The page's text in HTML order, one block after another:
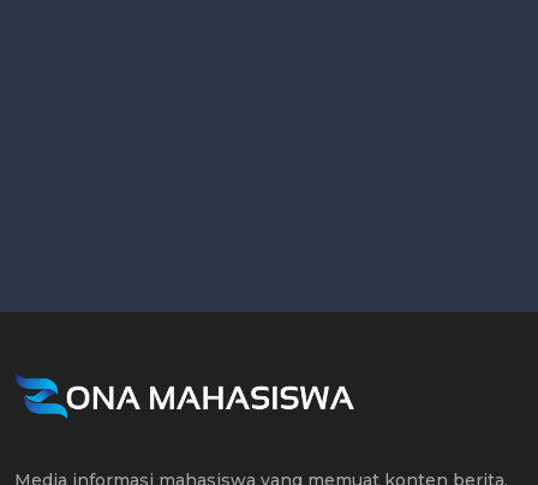
Media informasi mahasiswa yang memuat konten berita,